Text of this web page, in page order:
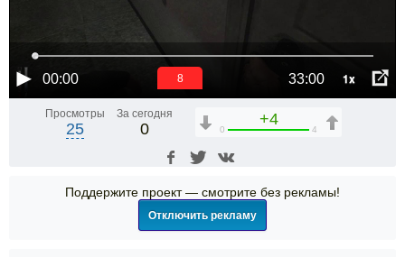
00:00 33:00 1x
7
Просмотры
25
За сегодня
0
+4
0 4
Поддержите проект — смотрите без рекламы!
Отключить рекламу